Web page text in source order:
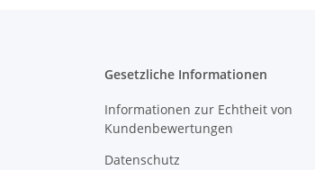
Gesetzliche Informationen
Informationen zur Echtheit von
Kundenbewertungen
Datenschutz